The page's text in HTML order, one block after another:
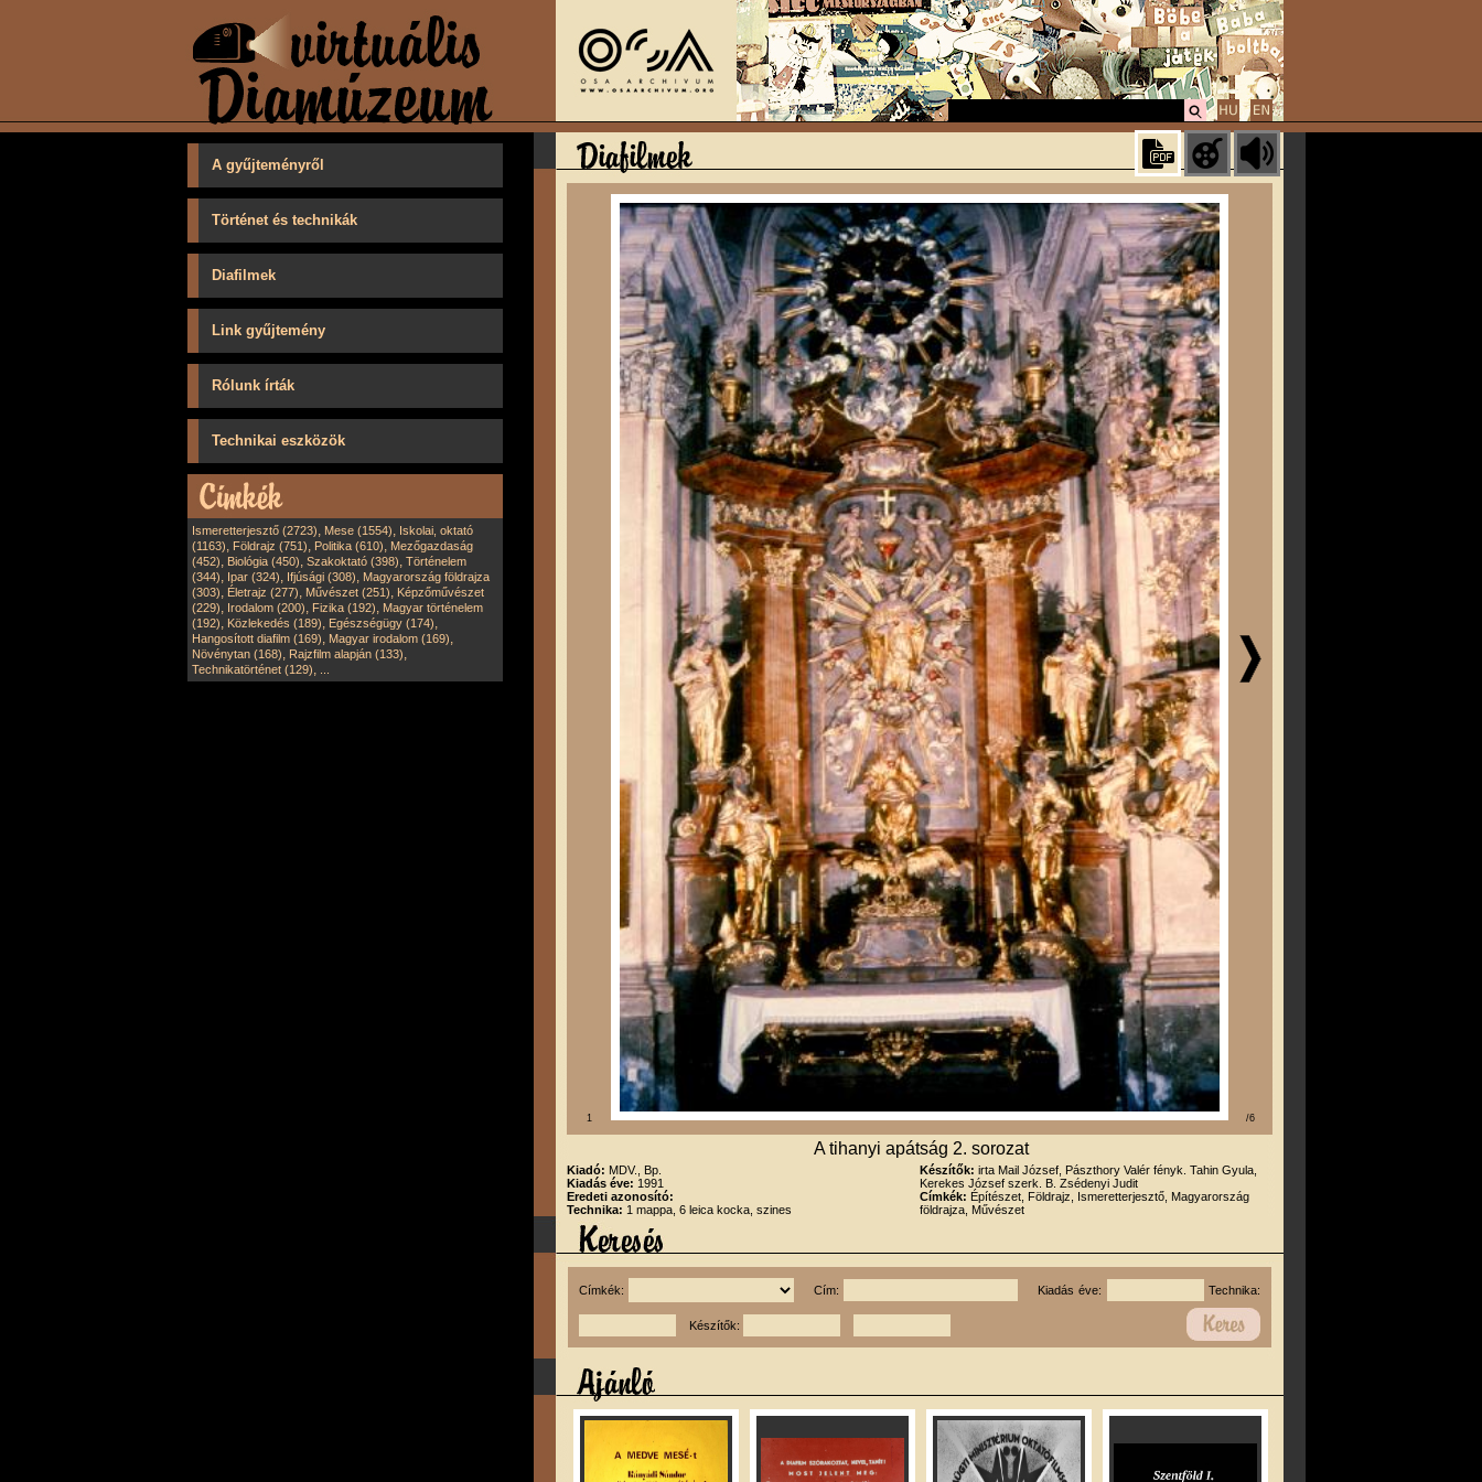
A gyűjteményről
Történet és technikák
Diafilmek
Link gyűjtemény
Rólunk írták
Technikai eszközök
Ismeretterjesztő (2723), Mese (1554), Iskolai, oktató
(1163), Földrajz (751), Politika (610), Mezőgazdaság
(452), Biológia (450), Szakoktató (398), Történelem
(344), Ipar (324), Ifjúsági (308), Magyarország földrajza
(303), Életrajz (277), Művészet (251), Képzőművészet
(229), Irodalom (200), Fizika (192), Magyar történelem
(192), Közlekedés (189), Egészségügy (174),
Hangosított diafilm (169), Magyar irodalom (169),
Növénytan (168), Rajzfilm alapján (133),
Technikatörténet (129),
1 /6
A tihanyi apátság 2. sorozat
Kiadó: MDV., Bp.
Kiadás éve: 1991
Eredeti azonosító:
Technika: 1 mappa, 6 leica kocka, szines
Készítők: irta Mail József, Pászthory Valér fényk. Tahin Gyula,
Kerekes József szerk. B. Zsédenyi Judit
Címkék: Építészet, Földrajz, Ismeretterjesztő, Magyarország
földrajza, Művészet
Címkék: Cím: Kiadás éve: Technika:
Készítők: